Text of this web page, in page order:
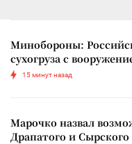
Минобороны:
сухогруза с
15 минут назад
Марочко назвал
Драпатого и Сырского